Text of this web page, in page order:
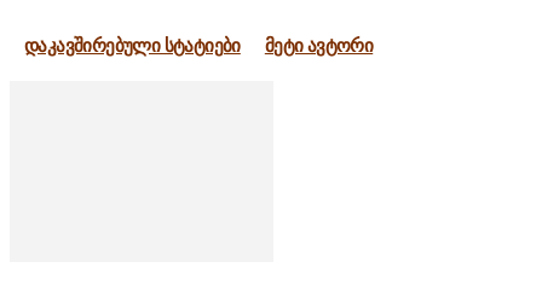
დაკავშირებული სტატიები მეტი ავტორი